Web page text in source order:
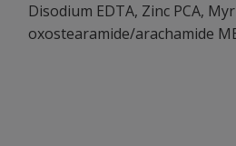
Disodium EDTA, Zinc PCA,
oxostearamide/arachamide